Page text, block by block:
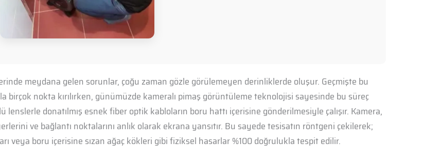
meydana gelen sorunlar, çoğu zaman gözle görülemeyen derinliklerde oluşur. Geçmişte bu
birçok nokta kırılırken, günümüzde kameralı pimaş görüntüleme teknolojisi sayesinde bu süreç
donatılmış esnek fiber optik kabloların boru hattı içerisine gönderilmesiyle çalışır. Kamera,
ve bağlantı noktalarını anlık olarak ekrana yansıtır. Bu sayede tesisatın röntgeni çekilerek;
veya boru içerisine sızan ağaç kökleri gibi fiziksel hasarlar %100 doğrulukla tespit edilir.